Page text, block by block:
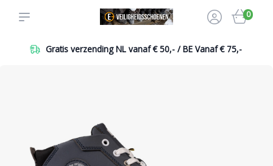
0
Gratis verzending NL vanaf € 50,- / BE Vanaf € 75,-